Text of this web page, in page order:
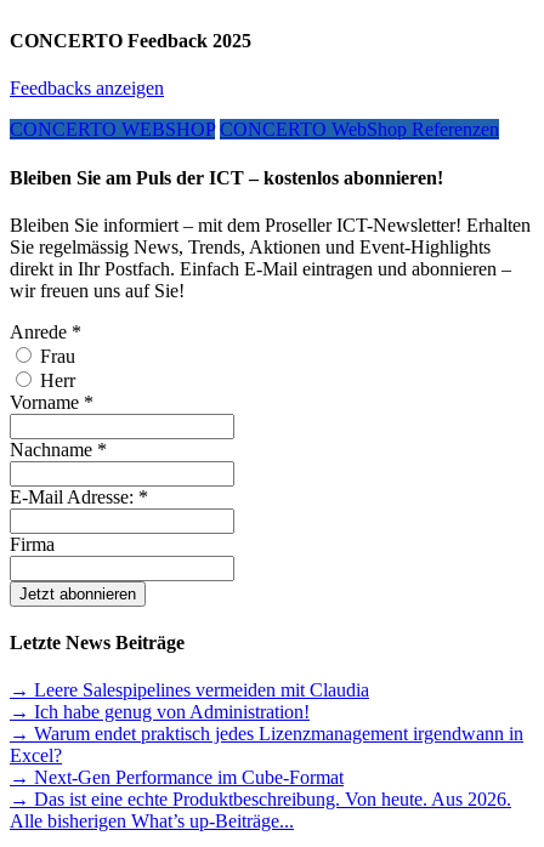
CONCERTO Feedback 2025
Feedbacks anzeigen
CONCERTO WEBSHOP CONCERTO WebShop Referenzen
Bleiben Sie am Puls der ICT – kostenlos abonnieren!
Bleiben Sie informiert – mit dem Proseller ICT-Newsletter! Erhalten
Sie regelmässig News, Trends, Aktionen und Event-Highlights
direkt in Ihr Postfach. Einfach E-Mail eintragen und abonnieren –
wir freuen uns auf Sie!
Anrede *
Frau
Herr
Vorname *
Nachname *
E-Mail Adresse: *
Firma
Letzte News Beiträge
→ Leere Salespipelines vermeiden mit Claudia
→ Ich habe genug von Administration!
→ Warum endet praktisch jedes Lizenzmanagement irgendwann in
Excel?
→ Next-Gen Performance im Cube-Format
→ Das ist eine echte Produktbeschreibung. Von heute. Aus 2026.
Alle bisherigen What’s up-Beiträge...